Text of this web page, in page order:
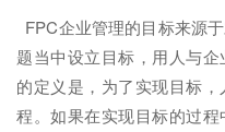
FPC企业管理的目标来源
题当中设立目标，用人与
的定义是，为了实现目标
程。如果在实现目标的过